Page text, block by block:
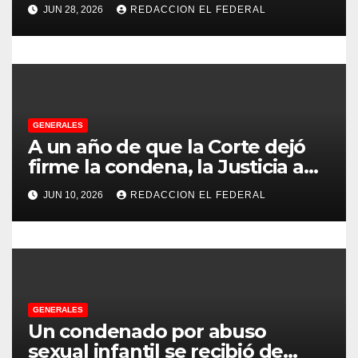
t
r
d
a
s
Chilecito
JUN 28, 2026 REDACCION EL FEDERAL
GENERALES
A un año de que la Corte dejó
firme la condena, la Justicia aún
no pudo decomisarle ni un peso
a CFK
JUN 10, 2026 REDACCION EL FEDERAL
GENERALES
Un condenado por abuso
sexual infantil se recibió de